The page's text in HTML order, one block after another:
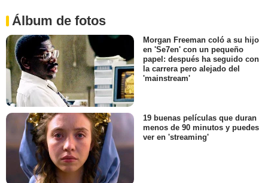
Álbum de fotos
Morgan Freeman coló a su hijo
en 'Se7en' con un pequeño
papel: después ha seguido con
la carrera pero alejado del
'mainstream'
19 buenas películas que duran
menos de 90 minutos y puedes
ver en 'streaming'